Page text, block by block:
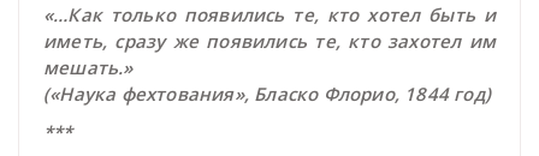
«…Как только появились те, кто хотел быть и
иметь, сразу же появились те, кто захотел им
мешать.»
(«Наука фехтования», Бласко Флорио, 1844 год)
***